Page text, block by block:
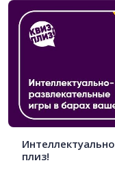
плиз!